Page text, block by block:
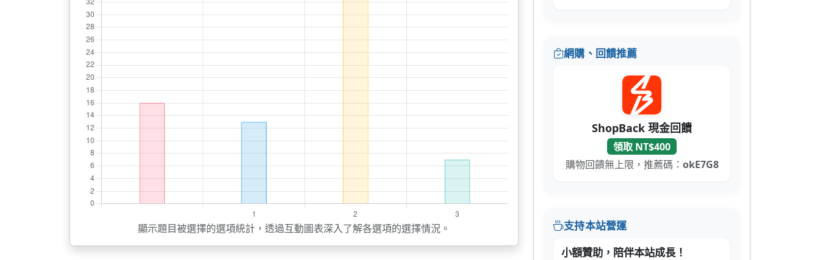
顯示題目被選擇的選項統計，透過互動圖表深入了解各選項的選擇情況。
網購、回饋推薦
ShopBack 現金回饋
領取 NT$400
購物回饋無上限，推薦碼： okE7G8
支持本站營運
小額贊助，陪伴本站成長！